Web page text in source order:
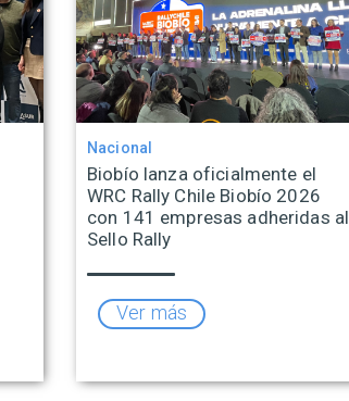
Nacional
Biobío lanza oficialmente el
WRC Rally Chile Biobío 2026
con 141 empresas adheridas al
Sello Rally
Ver más